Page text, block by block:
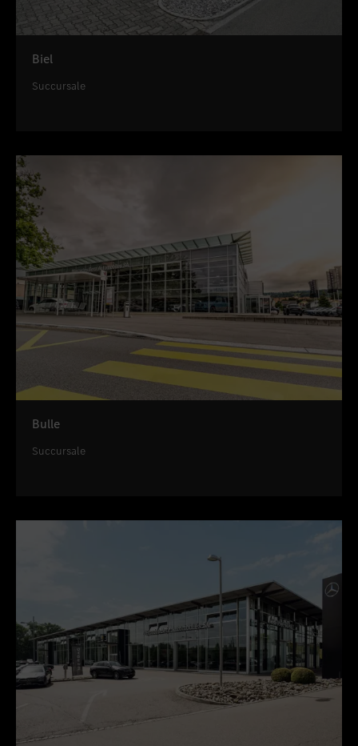
Biel
Succursale
Bulle
Succursale